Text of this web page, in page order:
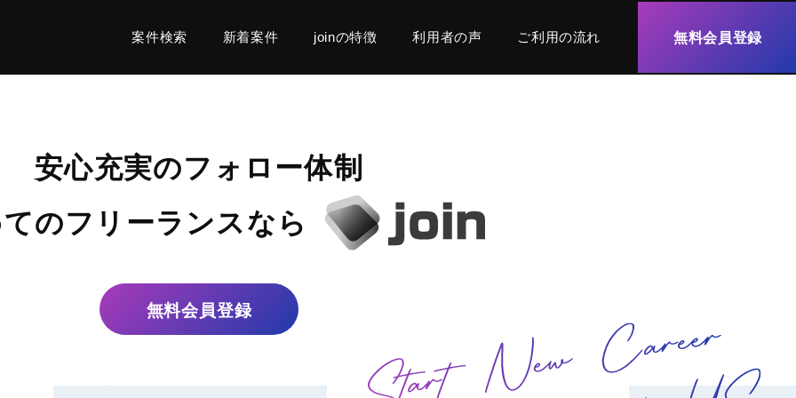
案件検索 新着案件 joinの特徴 利用者の声 ご利用の流れ 無料会員登録
安心充実のフォロー体制
のフリーランスなら
無料会員登録